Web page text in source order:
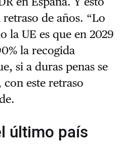
de años. “Lo
la UE es que en 2029
la recogida
si a duras penas se
con este retraso
último país